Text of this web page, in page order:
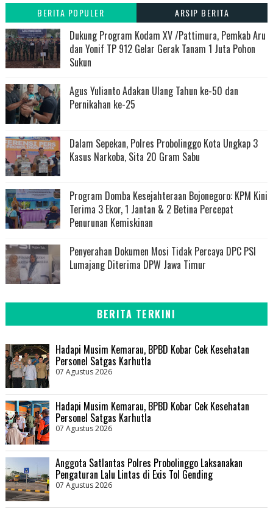
BERITA POPULER ARSIP BERITA
Dukung Program Kodam XV /Pattimura, Pemkab Aru
dan Yonif TP 912 Gelar Gerak Tanam 1 Juta Pohon
Sukun
Agus Yulianto Adakan Ulang Tahun ke-50 dan
Pernikahan ke-25
Dalam Sepekan, Polres Probolinggo Kota Ungkap 3
Kasus Narkoba, Sita 20 Gram Sabu
Program Domba Kesejahteraan Bojonegoro: KPM Kini
Terima 3 Ekor, 1 Jantan & 2 Betina Percepat
Penurunan Kemiskinan
Penyerahan Dokumen Mosi Tidak Percaya DPC PSI
Lumajang Diterima DPW Jawa Timur
BERITA TERKINI
Hadapi Musim Kemarau, BPBD Kobar Cek Kesehatan
Personel Satgas Karhutla
07 Agustus 2026
Hadapi Musim Kemarau, BPBD Kobar Cek Kesehatan
Personel Satgas Karhutla
07 Agustus 2026
Anggota Satlantas Polres Probolinggo Laksanakan
Pengaturan Lalu Lintas di Exis Tol Gending
07 Agustus 2026